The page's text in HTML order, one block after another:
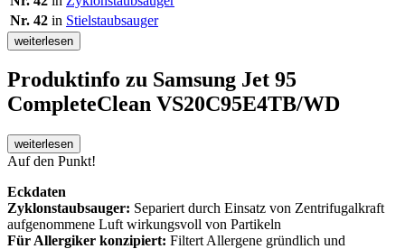
Nr. 42 in Stielstaubsauger
weiterlesen
Produktinfo zu Samsung Jet 95
CompleteClean VS20C95E4TB/WD
weiterlesen
Auf den Punkt!
Eckdaten
Zyklonstaubsauger: Separiert durch Einsatz von Zentrifugalkraft
aufgenommene Luft wirkungsvoll von Partikeln
Für Allergiker konzipiert: Filtert Allergene gründlich und